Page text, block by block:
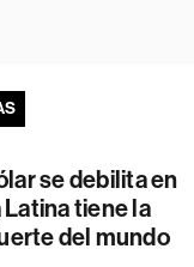
se debilita en
tiene la
del mundo